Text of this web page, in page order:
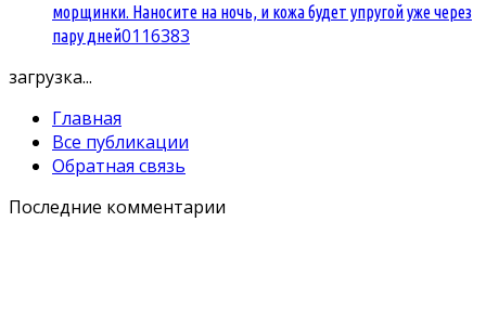
морщинки. Наносите на ночь, и кожа будет упругой уже через
пару дней0116383
загрузка...
Главная
Все публикации
Обратная связь
Последние комментарии